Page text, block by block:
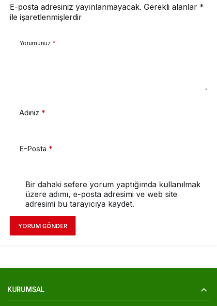
E-posta adresiniz yayınlanmayacak. Gerekli alanlar *
ile işaretlenmişlerdir
Yorumunuz *
Adınız *
E-Posta *
Bir dahaki sefere yorum yaptığımda kullanılmak
üzere adımı, e-posta adresimi ve web site
adresimi bu tarayıcıya kaydet.
YORUM GÖNDER
KURUMSAL